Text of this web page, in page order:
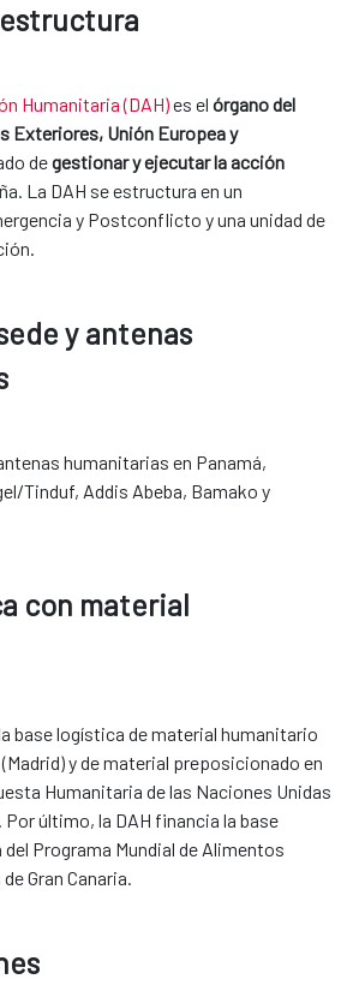
Humanitaria (DAH)es el órgano del
Exteriores, Unión Europea y
degestionar y ejecutar la acción
La DAH se estructura en un
y Postconflicto y una unidad de
y antenas
humanitarias en Panamá,
Tinduf, Addis Abeba, Bamako y
con material
base logística de material humanitario
y de material preposicionado en
Humanitaria de las Naciones Unidas
Por último, la DAH financia la base
Programa Mundial de Alimentos
Gran Canaria.